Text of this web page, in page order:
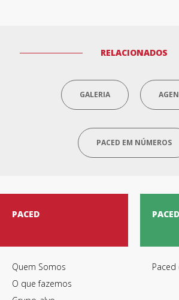
RELACIONADOS
GALERIA
PACED EM NÚMEROS
PACED
Quem Somos
O que fazemos